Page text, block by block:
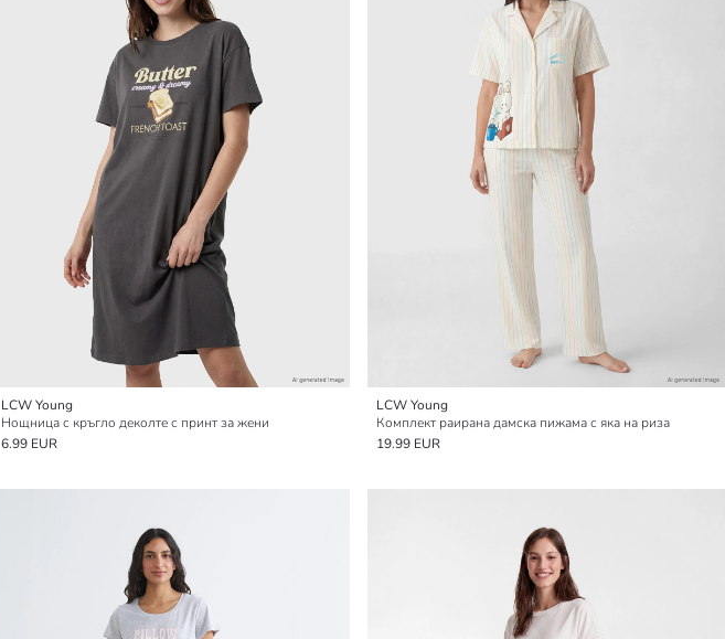
LCW Young
Нощница с кръгло деколте с принт за жени
6.99 EUR
LCW Young
Комплект раирана дамска пижама с яка на риза
19.99 EUR